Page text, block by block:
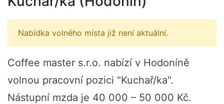
Nabídka volného místa již není aktuální.
Coffee master s.r.o. nabízí v Hodoníně
volnou pracovní pozici "Kuchař/ka".
Nástupní mzda je 40 000 – 50 000 Kč.